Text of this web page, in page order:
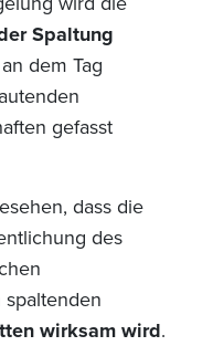
Spaltung
an dem Tag
gefasst
dass die
des
wirksam wird.